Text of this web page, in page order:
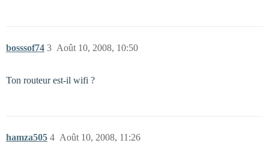
bosssof74 Août 10, 2008, 10:50
3
Ton routeur est-il wifi ?
hamza505 Août 10, 2008, 11:26
4